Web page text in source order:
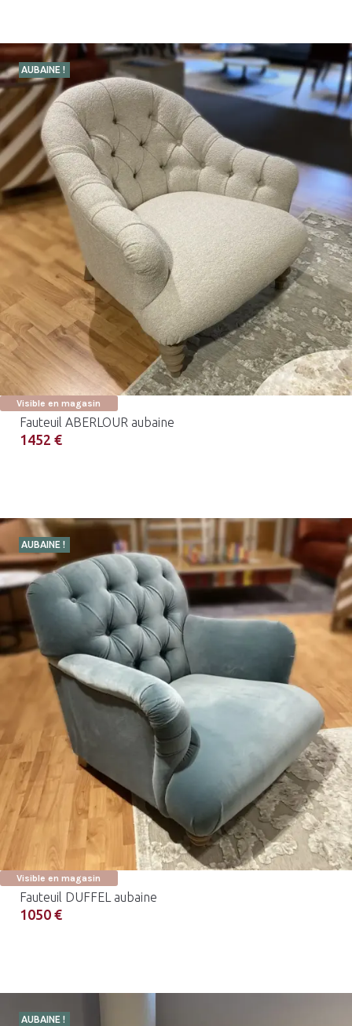
AUBAINE !
Visible en magasin
Fauteuil ABERLOUR aubaine
1452 €
AUBAINE !
Visible en magasin
Fauteuil DUFFEL aubaine
1050 €
AUBAINE !